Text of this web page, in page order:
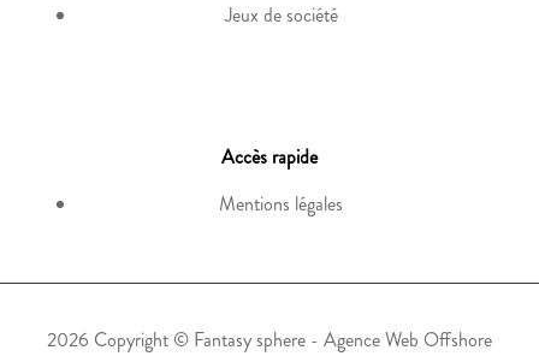
Jeux de société
Accès rapide
Mentions légales
2026 Copyright © Fantasy sphere - Agence Web Offshore